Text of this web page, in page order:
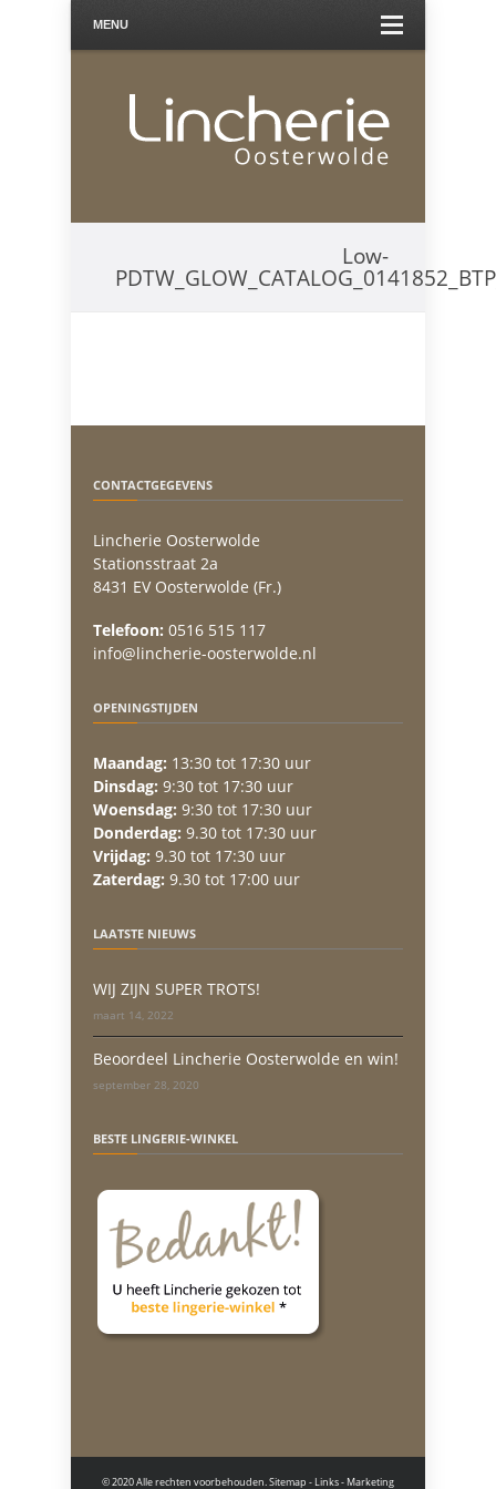
MENU
Low-
CONTACTGEGEVENS
Lincherie Oosterwolde
Stationsstraat 2a
8431 EV Oosterwolde (Fr.)
Telefoon: 0516 515 117
info@lincherie-oosterwolde.nl
OPENINGSTIJDEN
Maandag: 13:30 tot 17:30 uur
Dinsdag: 9:30 tot 17:30 uur
Woensdag: 9:30 tot 17:30 uur
Donderdag: 9.30 tot 17:30 uur
Vrijdag: 9.30 tot 17:30 uur
Zaterdag: 9.30 tot 17:00 uur
LAATSTE NIEUWS
WIJ ZIJN SUPER TROTS!
maart 14, 2022
Beoordeel Lincherie Oosterwolde en win!
september 28, 2020
BESTE LINGERIE-WINKEL
© 2020 Alle rechten voorbehouden.Sitemap - Links- Marketing